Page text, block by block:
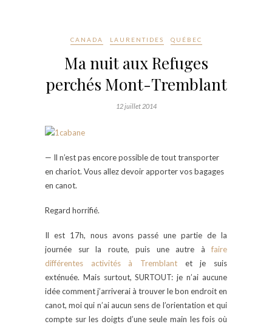
CANADA LAURENTIDES QUÉBEC
Ma nuit aux Refuges
perchés Mont-Tremblant
12 juillet 2014
— Il n’est pas encore possible de tout transporter
en chariot. Vous allez devoir apporter vos bagages
en canot.
Regard horrifié.
Il est 17h, nous avons passé une partie de la
journée sur la route, puis une autre à faire
différentes activités à Tremblant et je suis
exténuée. Mais surtout, SURTOUT: je n’ai aucune
idée comment j’arriverai à trouver le bon endroit en
canot, moi qui n’ai aucun sens de l’orientation et qui
compte sur les doigts d’une seule main les fois où